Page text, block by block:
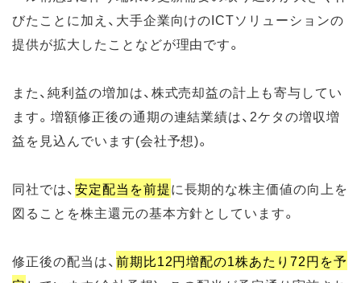
びたことに加え、大手企業向けのICTソリューションの
提供が拡大したことなどが理由です。
また、純利益の増加は、株式売却益の計上も寄与してい
ます。増額修正後の通期の連結業績は、2ケタの増収増
益を見込んでいます(会社予想)。
同社では、安定配当を前提に長期的な株主価値の向上を
図ることを株主還元の基本方針としています。
修正後の配当は、前期比12円増配の1株あたり72円を予